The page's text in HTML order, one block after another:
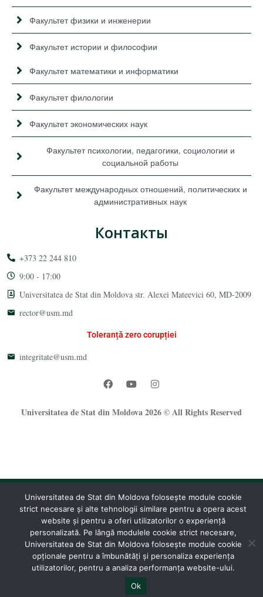
Факультет физики и инженерии
Факультет истории и философии
Факультет математики и информатики
Факультет филологии
Факультет экономических наук
Факультет психологии, педагогики, социологии и
социальной работы
Факультет международных отношений, политических и
административных наук
Контакты
+373 22 244 810
9:00 - 17:00
Universitatea de Stat din Moldova str. Alexei Mateevici 60, MD-2009
rector@usm.md
Toleranță zero corupției
integritate@usm.md
Universitatea de Stat din Moldova 2026 © All Rights Reserved
Oficiul Programare Web al USM®
Universitatea de Stat din Moldova folosește module cookie
strict necesare și alte tehnologii similare pentru a opera acest
website și pentru a oferi utilizatorilor o experiență
personalizată. Pe lângă modulele cookie strict necesare,
Universitatea de Stat din Moldova folosește module cookie
opționale pentru a îmbunătăți și personaliza experiența
utilizatorilor, pentru a analiza performanța website-ului.
Ok